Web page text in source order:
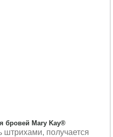
бровей Mary Kay®
получается